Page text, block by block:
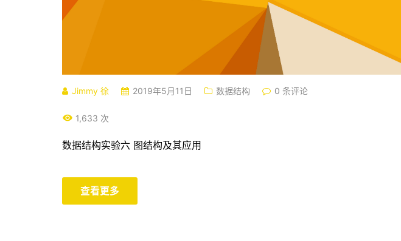
Jimmy 徐 2019年5月11日 数据结构 0 条评论
1,633 次
数据结构实验六 图结构及其应用
查看更多